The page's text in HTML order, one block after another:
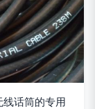
话筒的专用